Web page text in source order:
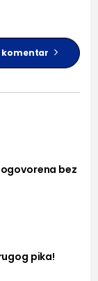
komentar
bez
pika!